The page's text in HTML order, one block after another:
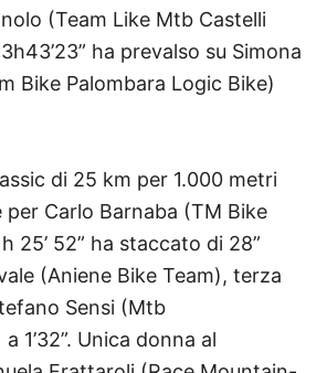
(Team Like Mtb Castelli
ha prevalso su Simona
Bike Palombara Logic Bike)
di 25 km per 1.000 metri
per Carlo Barnaba (TM Bike
25’ 52” ha staccato di 28”
(Aniene Bike Team), terza
Sensi (Mtb
1’32”. Unica donna al